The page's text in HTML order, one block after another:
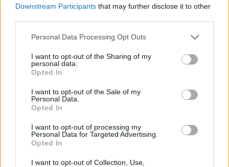
Downstream Participants that may further disclose it to other
Personal Data Processing Opt Outs
I want to opt-out of the Sharing of my
personal data.
Opted In
I want to opt-out of the Sale of my
Personal Data.
Opted In
I want to opt-out of processing my
Personal Data for Targeted Advertising.
Opted In
I want to opt-out of Collection, Use,
PlayStation 4
Xbox One
Tomek601
Rybson
bogyys3:0
Indywidualista
Furman
cyanide
Pontonix300
Laueritto